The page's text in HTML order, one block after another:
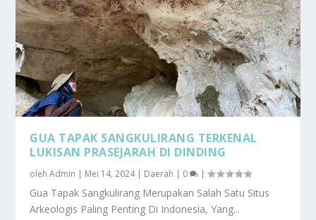
GUA TAPAK SANGKULIRANG TERKENAL
LUKISAN PRASEJARAH DI DINDING
olehAdmin | Mei 14, 2024| Daerah | 0 |
Gua Tapak Sangkulirang Merupakan Salah Satu Situs
Arkeologis Paling Penting Di Indonesia, Yang...